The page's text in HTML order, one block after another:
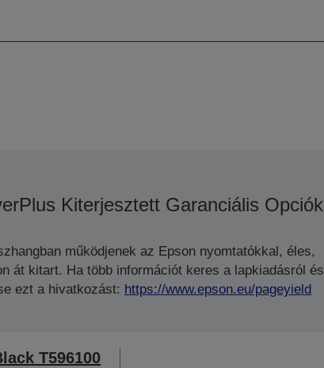
Kiterjesztett Garanciális Opciók
működjenek az Epson nyomtatókkal, éles,
át kitart. Ha több információt keres a lapkiadásról és
ezt a hivatkozást: https://www.epson.eu/pageyield
T596100